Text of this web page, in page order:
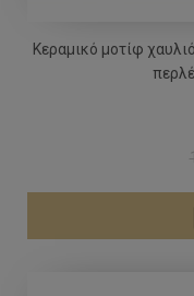
Κεραμικό μοτίφ